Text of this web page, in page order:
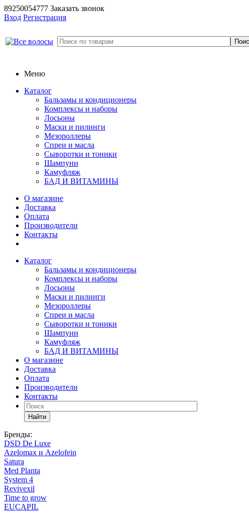
89250054777 Заказать звонок
Вход Регистрация
Меню
Каталог
Бальзамы и кондиционеры
Комплексы и наборы
Лосьоны
Маски и пилинги
Мезороллеры
Спреи и масла
Сыворотки и тоники
Шампуни
Камуфляж
БАД И ВИТАМИНЫ
О магазине
Доставка
Оплата
Производители
Контакты
Каталог
Бальзамы и кондиционеры
Комплексы и наборы
Лосьоны
Маски и пилинги
Мезороллеры
Спреи и масла
Сыворотки и тоники
Шампуни
Камуфляж
БАД И ВИТАМИНЫ
О магазине
Доставка
Оплата
Производители
Контакты
Найти
Бренды:
DSD De Luxe
Azelomax и Azelofein
Satura
Med Planta
System 4
Revivexil
Time to grow
EUCAPIL